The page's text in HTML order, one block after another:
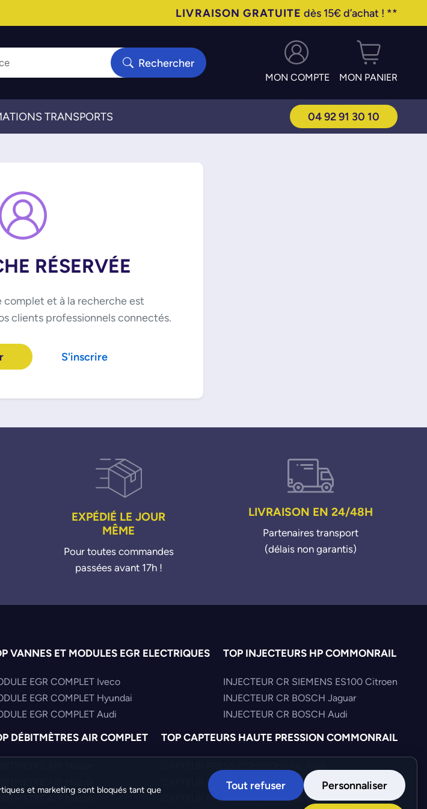
LIVRAISON GRATUITE dès 15€ d’achat ! **
Rechercher
MON COMPTE MON PANIER
TRANSPORTS 04 92 91 30 10
RÉSERVÉE
complet et à la recherche est
clients professionnels connectés.
S'inscrire
EXPÉDIÉ LE JOUR
MÊME
Pour toutes commandes
passées avant 17h !
LIVRAISON EN 24/48H
Partenaires transport
(délais non garantis)
VANNES ET MODULES EGR ELECTRIQUES
EGR COMPLET Iveco
EGR COMPLET Hyundai
EGR COMPLET Audi
TOP INJECTEURS HP COMMONRAIL
INJECTEUR CR SIEMENS ES100 Citroen
INJECTEUR CR BOSCH Jaguar
INJECTEUR CR BOSCH Audi
DÉBITMÈTRES AIR COMPLET
AIR Nissan
TOP CAPTEURS HAUTE PRESSION COMMONRAIL
CAPTEUR PRESS COMMONRAIL Hyundai
CAPTEUR PRESS COMMONRAIL Volkswagen
et marketing sont bloqués tant que
Tout refuser Personnaliser